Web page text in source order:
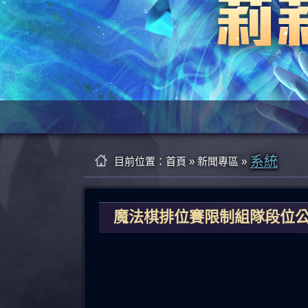
目前位置： 首頁 » 新聞專區 » 系統
魔法棋排位賽限制組隊段位